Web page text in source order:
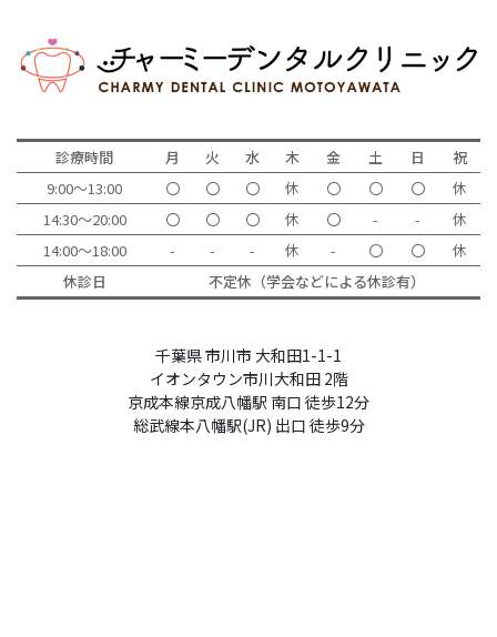
診療時間 月 火 水 木 金 土 日
祝
9:00～13:00
〇 〇 〇 休 〇 〇 〇
休
14:30～20:00
〇 〇 〇 休 〇 - -
休
14:00～18:00
- - - 休 - 〇 〇
休
休診日
不定休（学会などによる休診有）
千葉県 市川市 大和田1-1-1
イオンタウン市川大和田 2階
京成本線京成八幡駅 南口 徒歩12分
総武線本八幡駅(JR) 出口 徒歩9分